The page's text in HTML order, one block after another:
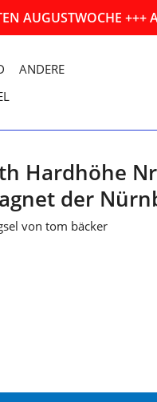
AUGUSTWOCHE +++
ANDERE
Hardhöhe
der
von tom bäcker